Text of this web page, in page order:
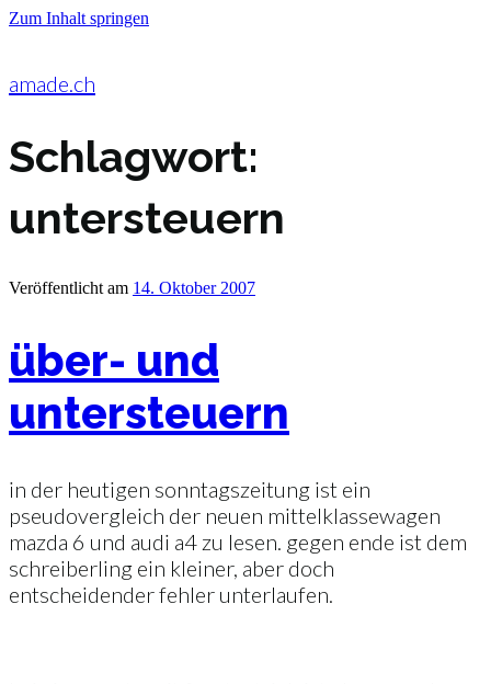
Zum Inhalt springen
amade.ch
Schlagwort:
untersteuern
Veröffentlicht am 14. Oktober 2007
über- und
untersteuern
in der heutigen sonntagszeitung ist ein
pseudovergleich der neuen mittelklassewagen
mazda 6 und audi a4 zu lesen. gegen ende ist dem
schreiberling ein kleiner, aber doch
entscheidender fehler unterlaufen.